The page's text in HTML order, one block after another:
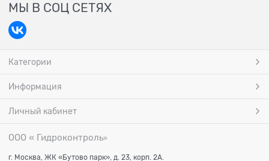
МЫ В СОЦ СЕТЯХ
Категории
Информация
Личный кабинет
ООО « Гидроконтроль»
г. Москва, ЖК «Бутово парк», д. 23, корп. 2А.